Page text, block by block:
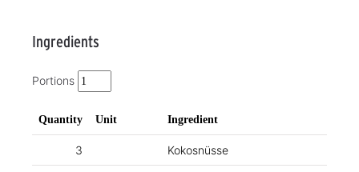
Ingredients
Portions
Quantity Unit Ingredient
3 Kokosnüsse